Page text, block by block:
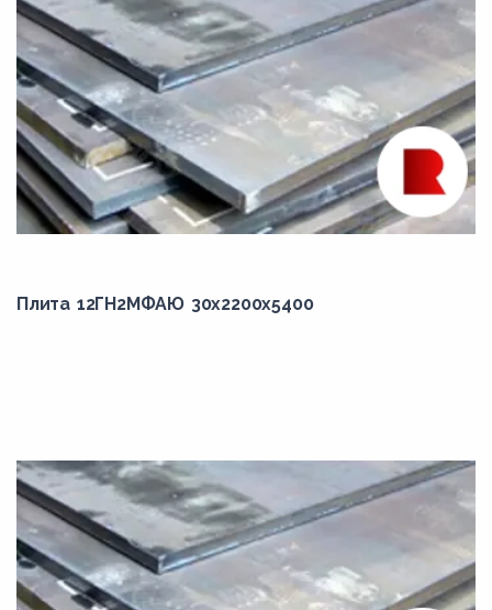
сталь 58
сталь 60
сталь 65
сталь 70
сталь 75
сталь 80
Плита 12ГН2МФАЮ 30x2200x5400